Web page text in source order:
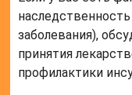
заболевания),
принятия
профилактики